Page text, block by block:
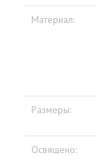
Материал:
Размеры:
Освящено: